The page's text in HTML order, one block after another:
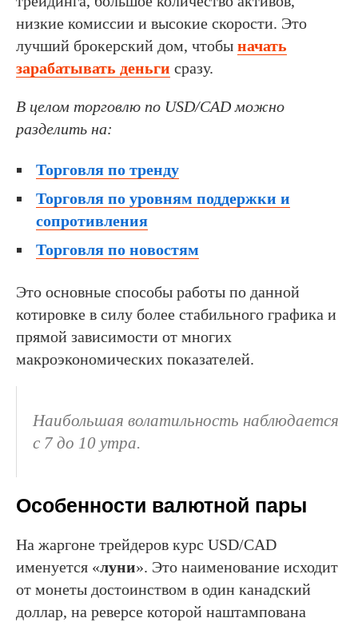
низкие комиссии и высокие скорости. Это
лучший брокерский дом, чтобы начать
зарабатывать деньги сразу.
В целом торговлю по USD/CAD можно
разделить на:
Торговля по тренду
Торговля по уровням поддержки и
сопротивления
Торговля по новостям
Это основные способы работы по данной
котировке в силу более стабильного графика и
прямой зависимости от многих
макроэкономических показателей.
Наибольшая волатильность наблюдается
с 7 до 10 утра.
Особенности валютной пары
На жаргоне трейдеров курс USD/CAD
именуется «луни». Это наименование исходит
от монеты достоинством в один канадский
доллар, на реверсе которой наштампована